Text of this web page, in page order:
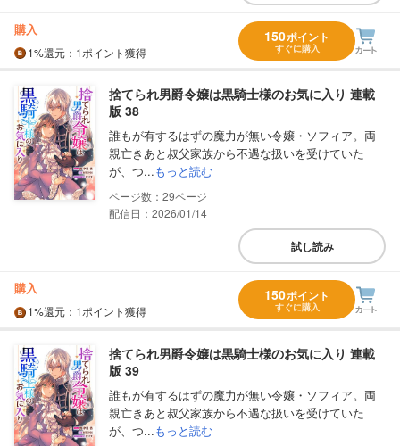
購入
1%還元 ：1ポイント獲得
150ポイント
すぐに購入
捨てられ男爵令嬢は黒騎士様のお気に入り 連載
版 38
誰もが有するはずの魔力が無い令嬢・ソフィア。両
親亡きあと叔父家族から不遇な扱いを受けていた
が、つ...もっと読む
29
配信日：2026/01/14
試し読み
購入
1%還元 ：1ポイント獲得
150ポイント
すぐに購入
捨てられ男爵令嬢は黒騎士様のお気に入り 連載
版 39
誰もが有するはずの魔力が無い令嬢・ソフィア。両
親亡きあと叔父家族から不遇な扱いを受けていた
が、つ...もっと読む